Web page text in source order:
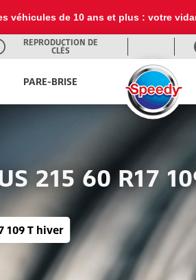
véhicules de 10 ans et plus : votre
REPRODUCTION DE
CLÉS
PARE-BRISE
215 60 R17
109 T hiver